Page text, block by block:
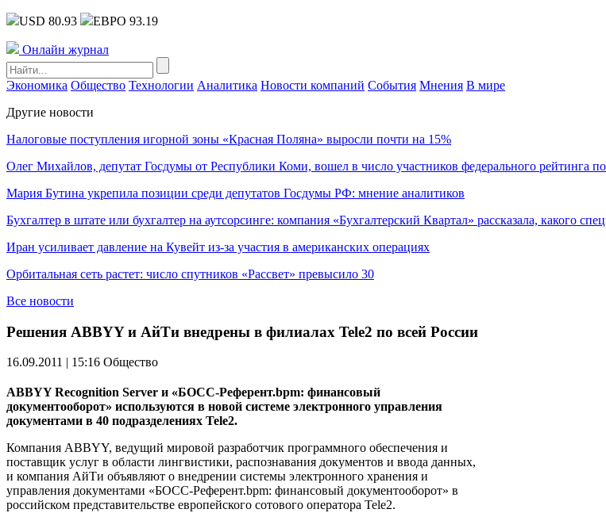
USD 80.93 ЕВРО 93.19
Онлайн журнал
Экономика Общество Технологии Аналитика Новости компаний События Мнения В мире
Другие новости
Налоговые поступления игорной зоны «Красная Поляна» выросли почти на 15%
Олег Михайлов, депутат Госдумы от Республики Коми, вошел в число участников федерального рейтинга
Мария Бутина укрепила позиции среди депутатов Госдумы РФ: мнение аналитиков
Бухгалтер в штате или бухгалтер на аутсорсинге: компания «Бухгалтерский Квартал» рассказала, какого
Иран усиливает давление на Кувейт из-за участия в американских операциях
Орбитальная сеть растет: число спутников «Рассвет» превысило 30
Все новости
Решения ABBYY и АйТи внедрены в филиалах Tele2 по всей России
16.09.2011 | 15:16 Общество
ABBYY Recognition Server и «БОСС-Референт.bpm: финансовый
документооборот» используются в новой системе электронного управления
документами в 40 подразделениях Tele2.
Компания ABBYY, ведущий мировой разработчик программного обеспечения и
поставщик услуг в области лингвистики, распознавания документов и ввода данных,
и компания АйТи объявляют о внедрении системы электронного хранения и
управления документами «БОСС-Референт.bpm: финансовый документооборот» в
российском представительстве европейского сотового оператора Tele2.